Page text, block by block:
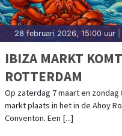
28 februari 2026, 15:00 uur
IBIZA MARKT
ROTTERDAM
Op zaterdag 7 maart en
markt plaats in het in de Ahoy
Conventon. Een [...]